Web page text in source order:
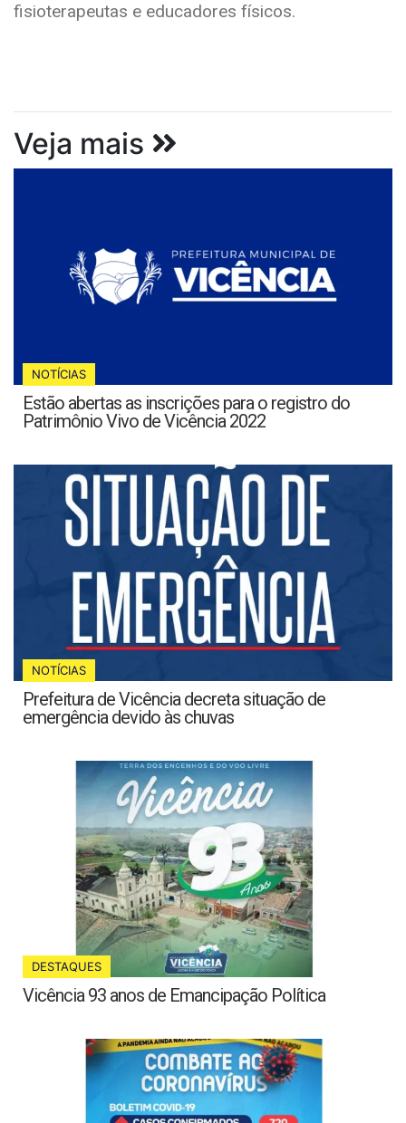
fisioterapeutas e educadores físicos.
Veja mais
NOTÍCIAS
Estão abertas as inscrições para o registro do
Patrimônio Vivo de Vicência 2022
NOTÍCIAS
Prefeitura de Vicência decreta situação de
emergência devido às chuvas
DESTAQUES
Vicência 93 anos de Emancipação Política